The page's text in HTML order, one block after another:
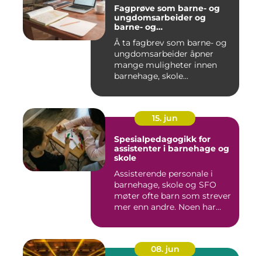
Fagprøve som barne- og
ungdomsarbeider og
barne- og
ungdomsarbeiderfaget VG
Å ta fagbrev som barne- og
ungdomsarbeider åpner
mange muligheter innen
barnehage, skole...
15. jun
Spesialpedagogikk for
assistenter i barnehage og
skole
Assisterende personale i
barnehage, skole og SFO
møter ofte barn som strever
mer enn andre. Noen har...
08. jun